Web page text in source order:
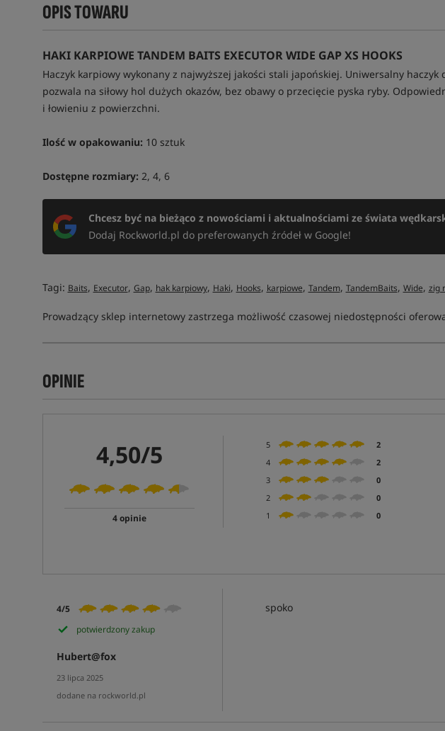
OPIS TOWARU
HAKI KARPIOWE TANDEM BAITS EXECUTOR WIDE GAP XS HOOKS
Haczyk karpiowy wykonany z najwyższej jakości stali japońskiej. Uniwersalny
pozwala na siłowy hol dużych okazów, bez obawy o przecięcie pyska ryby.
i łowieniu z powierzchni.
Ilość w opakowaniu: 10 sztuk
Dostępne rozmiary: 2, 4, 6
Chcesz być na bieżąco z nowościami i aktualnościami ze świata
Dodaj Rockworld.pl do preferowanych źródeł w Google!
Tagi: Baits, Executor, Gap, hak karpiowy, Haki, Hooks, karpiowe, Tandem, TandemBaits, Wide, zig
Prowadzący sklep internetowy zastrzega możliwość czasowej niedostępności
OPINIE
4,50/5
4 opinie
5
2
4
2
3
0
2
0
1
0
4/5
potwierdzony zakup
Hubert@fox
23 lipca 2025
dodane na rockworld.pl
spoko